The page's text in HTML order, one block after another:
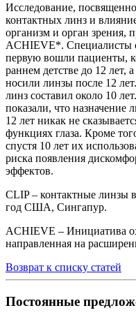
Исследование,
контактных линз и
организм и орган зрения,
ACHIEVE*. Специалисты
первую вошли пациенты,
раннем детстве до 12 лет,
носили линзы после 12
линз составил около 10
показали, что назначение
12 лет никак не
функциях глаза. Кроме
спустя 10 лет их
риска появления
эффектов.
CLIP – контактные линзы
год США, Сингапур.
ACHIEVE – Инициатива
направленная на
Возврат к списку статей
Постоянные